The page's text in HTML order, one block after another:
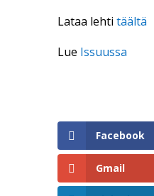
Lataa lehti täältä
Lue Issuussa
Facebook
Gmail